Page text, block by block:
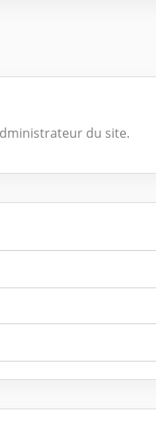
du site.